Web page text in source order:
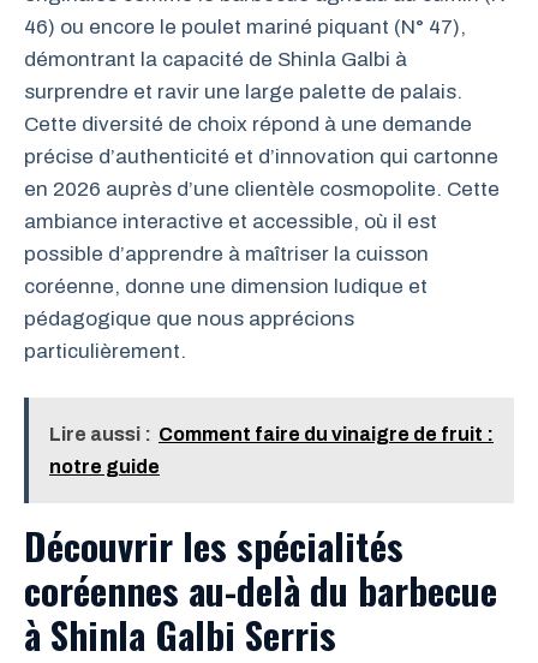
46) ou encore le poulet mariné piquant (N° 47),
démontrant la capacité de Shinla Galbi à
surprendre et ravir une large palette de palais.
Cette diversité de choix répond à une demande
précise d’authenticité et d’innovation qui cartonne
en 2026 auprès d’une clientèle cosmopolite. Cette
ambiance interactive et accessible, où il est
possible d’apprendre à maîtriser la cuisson
coréenne, donne une dimension ludique et
pédagogique que nous apprécions
particulièrement.
Lire aussi : Comment faire du vinaigre de fruit :
notre guide
Découvrir les spécialités
coréennes au-delà du barbecue
à Shinla Galbi Serris